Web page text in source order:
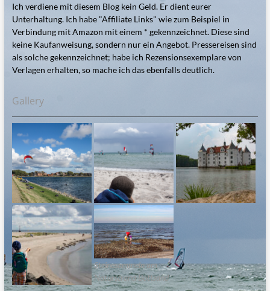
Ich verdiene mit diesem Blog kein Geld. Er dient eurer
Unterhaltung. Ich habe "Affiliate Links" wie zum Beispiel in
Verbindung mit Amazon mit einem * gekennzeichnet. Diese sind
keine Kaufanweisung, sondern nur ein Angebot. Pressereisen sind
als solche gekennzeichnet; habe ich Rezensionsexemplare von
Verlagen erhalten, so mache ich das ebenfalls deutlich.
Gallery
Steinesammeln am
Naturstrand Bottsand